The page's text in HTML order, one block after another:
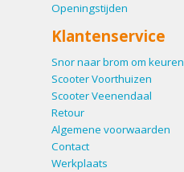
Openingstijden
Klantenservice
Snor naar brom om keuren
Scooter Voorthuizen
Scooter Veenendaal
Retour
Algemene voorwaarden
Contact
Werkplaats